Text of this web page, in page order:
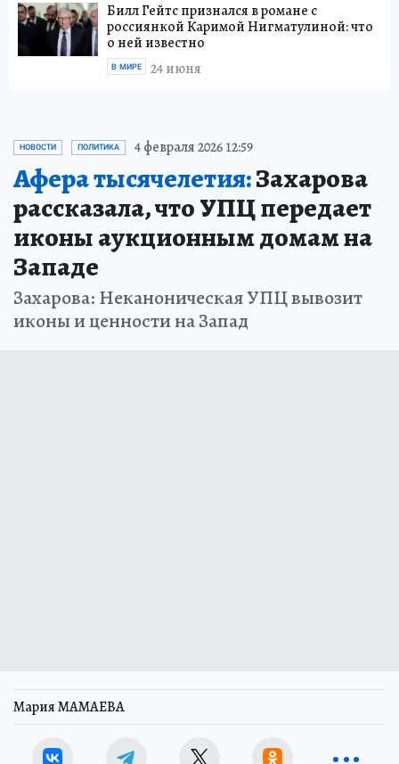
Билл Гейтс признался в романе с
россиянкой Каримой Нигматулиной: что
о ней известно
24 июня
В МИРЕ
НОВОСТИ ПОЛИТИКА 4 февраля 2026 12:59
Афера тысячелетия:Захарова
рассказала, что УПЦ передает
иконы аукционным домам на
Западе
Захарова: Неканоническая УПЦ вывозит
иконы и ценности на Запад
Мария МАМАЕВА